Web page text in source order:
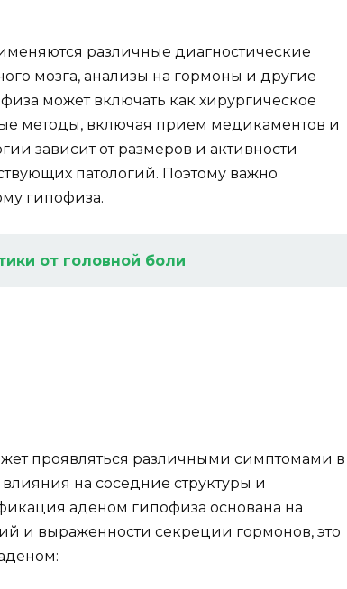
различные диагностические
мозга, анализы на гормоны и другие
может включать как хирургическое
методы, включая прием медикаментов и
зависит от размеров и активности
патологий. Поэтому важно
гипофиза.
от головной боли
проявляться различными симптомами в
на соседние структуры и
аденом гипофиза основана на
и выраженности секреции гормонов, это